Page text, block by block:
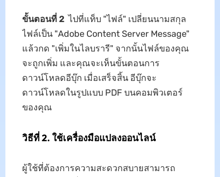
ขั้นตอนที่ 2ไปที่แท็บ "ไฟล์" เปลี่ยนนามสกุล
ไฟล์เป็น "Adobe Content Server Message"
แล้วกด "เพิ่มในไลบรารี" จากนั้นไฟล์ของคุณ
จะถูกเพิ่ม และคุณจะเห็นขั้นตอนการ
ดาวน์โหลดอีบุ๊ก เมื่อเสร็จสิ้น อีบุ๊กจะ
ดาวน์โหลดในรูปแบบ PDF บนคอมพิวเตอร์
ของคุณ
วิธีที่ 2. ใช้เครื่องมือแปลงออนไลน์
ผู้ใช้ที่ต้องการความสะดวกสบายสามารถ